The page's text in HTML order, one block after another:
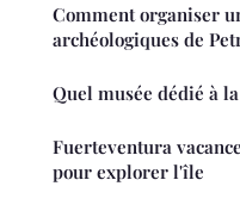
Comment organiser
archéologiques de
Quel musée dédié à
Fuerteventura
pour explorer l'île